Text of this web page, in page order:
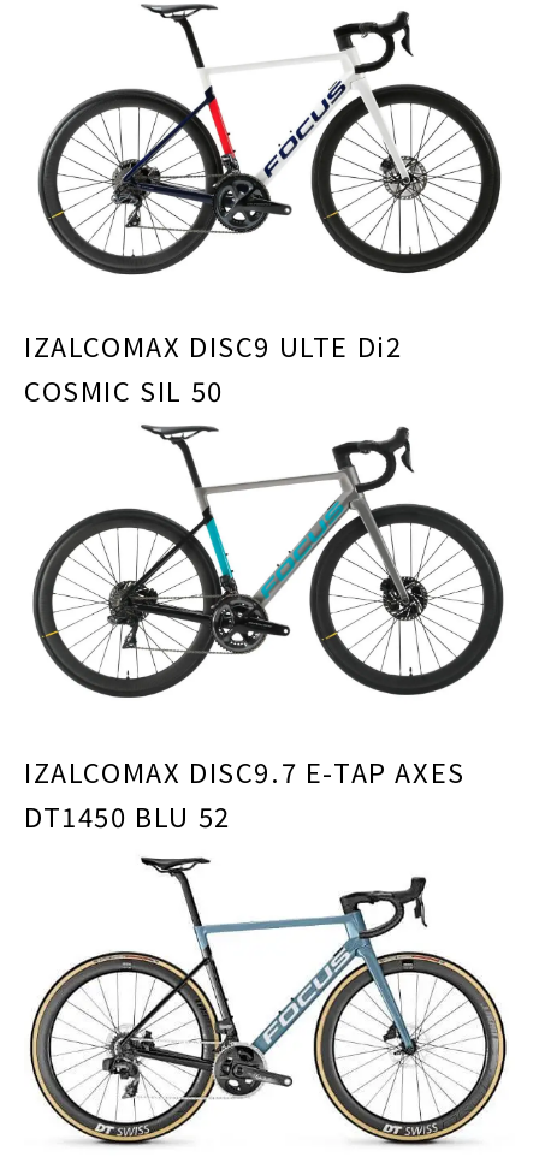
IZALCOMAX DISC9 ULTE Di2
COSMIC SIL 50
IZALCOMAX DISC9.7 E-TAP AXES
DT1450 BLU 52